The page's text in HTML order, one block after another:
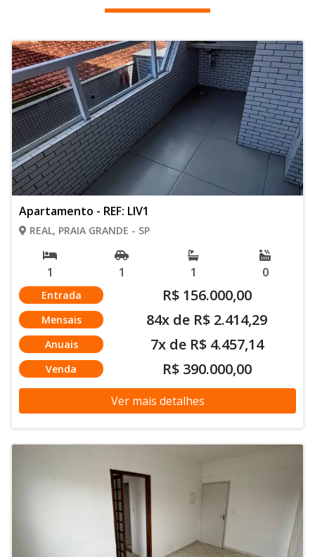
Apartamento - REF: LIV1
REAL, PRAIA GRANDE - SP
1 1 1 0
Entrada R$ 156.000,00
Mensais 84x de R$ 2.414,29
Anuais 7x de R$ 4.457,14
Venda R$ 390.000,00
Ver mais detalhes